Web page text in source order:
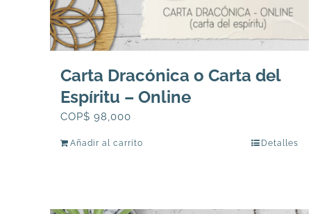
Carta Dracónica o Carta del
Espíritu – Online
COP$ 98,000
Añadir al carrito Detalles